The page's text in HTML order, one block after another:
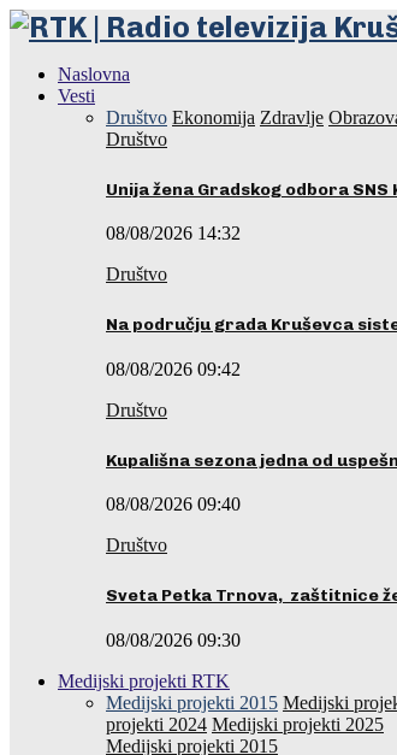
Naslovna
Vesti
Društvo Ekonomija Zdravlje
Društvo
Unija žena Gradskog odbora
08/08/2026 14:32
Društvo
Na području grada Kruševca
08/08/2026 09:42
Društvo
Kupališna sezona jedna od
08/08/2026 09:40
Društvo
Sveta Petka Trnova, zaštitnice
08/08/2026 09:30
Medijski projekti RTK
Medijski projekti 2015 Medijski
projekti 2024 Medijski projekti 2025
Medijski projekti 2015